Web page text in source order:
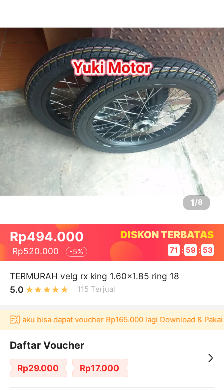
1/8
Rp494.000
Rp520.000 -5%
DISKON TERBATAS
71 : 59 : 53
TERMURAH velg rx king 1.60x1.85 ring 18
5.0
115 Terjual
bisa dapat voucher Rp165.000 lagi Download & Pakai！
Daftar Voucher
Rp29.000 Rp17.000